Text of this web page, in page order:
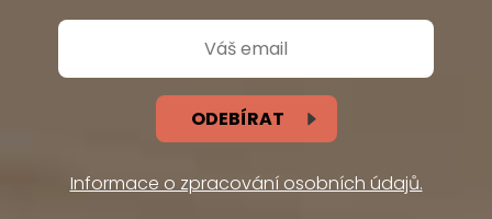
ODEBÍRAT
Informace o zpracování osobních údajů.